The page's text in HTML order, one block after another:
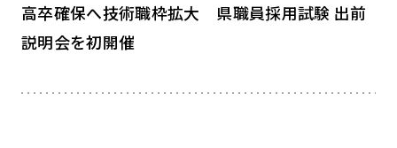
高卒確保へ技術職枠拡大 県職員採用試験 出前
説明会を初開催